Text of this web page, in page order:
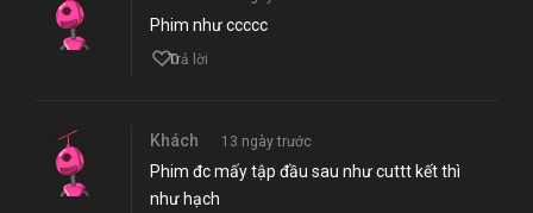
Phim như ccccc
0
Trả lời
Khách 13 ngày trước
Phim đc mấy tập đầu sau như cuttt kết thì
như hạch